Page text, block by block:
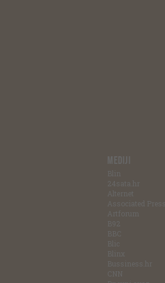
MEDIJI
Blin
24sata.hr
Alternet
Associated Press
Artforum
B92
BBC
Blic
Blinx
Bussiness.hr
CNN